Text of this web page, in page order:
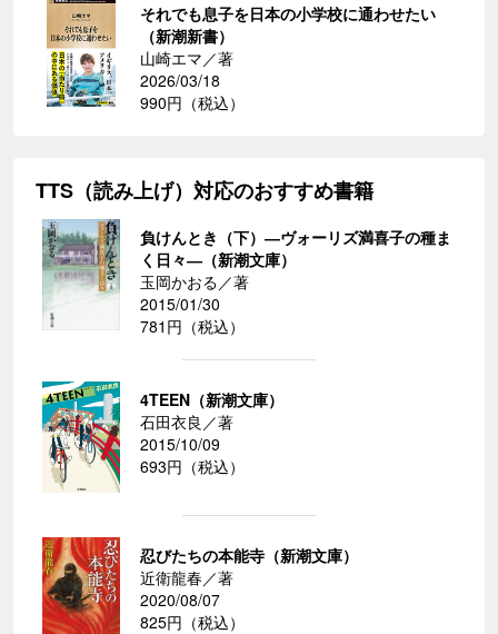
それでも息子を日本の小学校に通わせたい
（新潮新書）
山崎エマ／著
2026/03/18
990円（税込）
TTS（読み上げ）対応のおすすめ書籍
負けんとき（下）―ヴォーリズ満喜子の種ま
く日々―（新潮文庫）
玉岡かおる／著
2015/01/30
781円（税込）
4TEEN（新潮文庫）
石田衣良／著
2015/10/09
693円（税込）
忍びたちの本能寺（新潮文庫）
近衛龍春／著
2020/08/07
825円（税込）